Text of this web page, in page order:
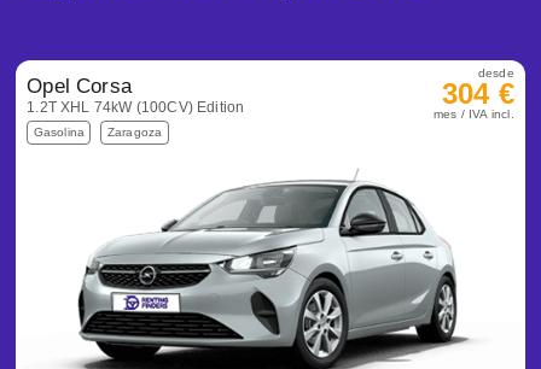
Opel Corsa
1.2T XHL 74kW (100CV) Edition
Gasolina Zaragoza
desde
304 €
mes / IVA incl.